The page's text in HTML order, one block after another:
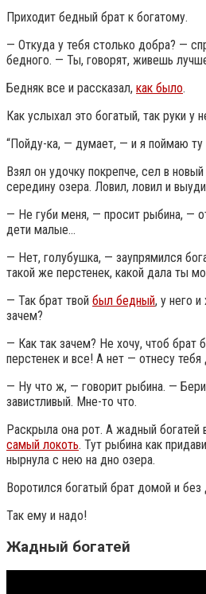
Приходит бедный брат к богатому.
— Откуда у тебя столько добра? —
бедного. — Ты, говорят, живешь
Бедняк все и рассказал, как было.
Как услыхал это богатый, так руки у
“Пойду-ка, — думает, — и я поймаю ту
Взял он удочку покрепче, сел в
середину озера. Ловил, ловил и
— Не губи меня, — просит рыбина, —
дети малые…
— Нет, голубушка, — заупрямился
такой же перстенек, какой дала ты
— Так брат твой был бедный, у него
зачем?
— Как так зачем? Не хочу, чтоб брат
перстенек и все! А нет — отнесу
— Ну что ж, — говорит рыбина. —
завистливый. Мне-то что.
Раскрыла она рот. А жадный богатей
самый локоть. Тут рыбина как
нырнула с нею на дно озера.
Воротился богатый брат домой и без
Так ему и надо!
Жадный богатей